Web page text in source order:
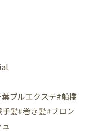
プルエクステ#船橋
髪#巻き髪#ブロン